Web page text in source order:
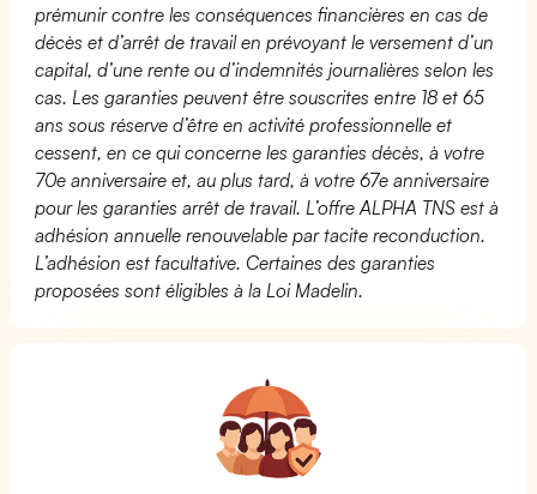
prémunir contre les conséquences financières en cas de
décès et d’arrêt de travail en prévoyant le versement d’un
capital, d’une rente ou d’indemnités journalières selon les
cas. Les garanties peuvent être souscrites entre 18 et 65
ans sous réserve d’être en activité professionnelle et
cessent, en ce qui concerne les garanties décès, à votre
70e anniversaire et, au plus tard, à votre 67e anniversaire
pour les garanties arrêt de travail. L’offre ALPHA TNS est à
adhésion annuelle renouvelable par tacite reconduction.
L’adhésion est facultative. Certaines des garanties
proposées sont éligibles à la Loi Madelin.